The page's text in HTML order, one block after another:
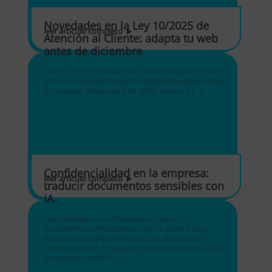
Novedades en la Ley 10/2025 de
Atención al Cliente: adapta tu web
antes de diciembre
La Ley 10/2025 de atención al cliente ya no es solo
una norma reciente que las empresas deben tener
en el radar. Desde abril de 2026, el marco […]
leer artículo completo
Confidencialidad en la empresa:
traducir documentos sensibles con
IA
Usar inteligencia artificial para traducir
documentos empresariales ya no parece una
decisión tecnológica. Parece una decisión de
sentido común. Es rápido, cómodo y permite que
un equipo jurídico, […]
leer artículo completo